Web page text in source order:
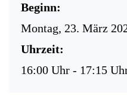
Beginn:
Montag, 23. März
Uhrzeit:
16:00 Uhr - 17:15